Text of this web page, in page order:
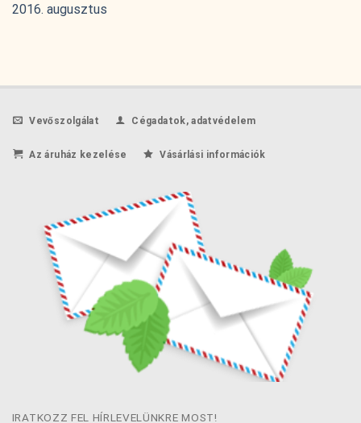
2016. augusztus
Vevőszolgálat Cégadatok, adatvédelem
Az áruház kezelése Vásárlási információk
IRATKOZZ FEL HÍRLEVELÜNKRE MOST!